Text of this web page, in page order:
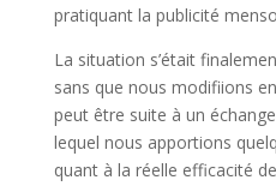
pratiquant la publicité
La situation s’était
sans que nous modifiions
peut être suite à un
lequel nous apportions
quant à la réelle efficacité